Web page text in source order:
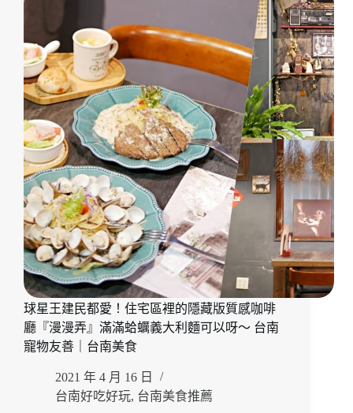
質
感
早
午
餐
『T’WIN
coffee
咖
啡
云』
近
文
化
中
心
人
氣
台
南
咖
廳
推
球星王建民都愛！住宅區裡的隱藏版質感咖啡
廳『漫漫弄』滿滿蛤蠣義大利麵可以呀～ 台南
寵物友善｜台南美食
2021 年 4 月 16 日
台南好吃好玩, 台南美食推薦